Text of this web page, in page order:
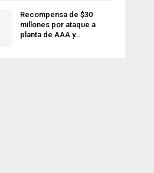
Recompensa de $30
millones por ataque a
planta de AAA y…